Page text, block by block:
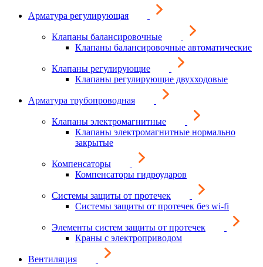
Арматура регулирующая
Клапаны балансировочные
Клапаны балансировочные автоматические
Клапаны регулирующие
Клапаны регулирующие двухходовые
Арматура трубопроводная
Клапаны электромагнитные
Клапаны электромагнитные нормально
закрытые
Компенсаторы
Компенсаторы гидроударов
Системы защиты от протечек
Системы защиты от протечек без wi-fi
Элементы систем защиты от протечек
Краны с электроприводом
Вентиляция